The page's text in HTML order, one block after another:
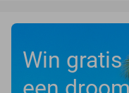
Win gratis